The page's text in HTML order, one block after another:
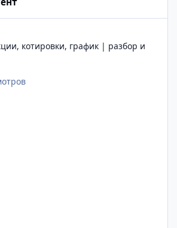
котировки, график | разбор и